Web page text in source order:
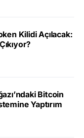
Kilidi Açılacak:
Bitcoin
Yaptırım